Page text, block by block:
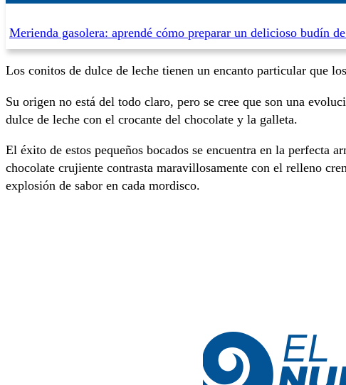
Merienda gasolera: aprendé cómo preparar un delicioso budín
Los conitos de dulce de leche tienen un encanto particular que
Su origen no está del todo claro, pero se cree que son una
dulce de leche con el crocante del chocolate y la galleta.
El éxito de estos pequeños bocados se encuentra en la perfecta
chocolate crujiente contrasta maravillosamente con el relleno
explosión de sabor en cada mordisco.